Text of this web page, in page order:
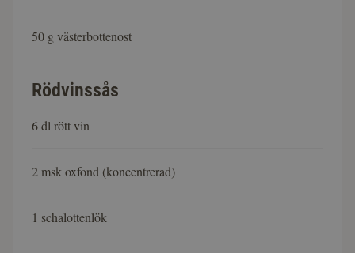
50 g västerbottenost
Rödvinssås
6 dl rött vin
2 msk oxfond (koncentrerad)
1 schalottenlök